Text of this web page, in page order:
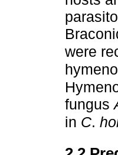
were
fungus
in C.